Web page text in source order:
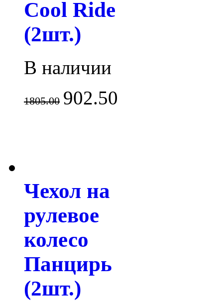
Cool Ride
(2шт.)
В наличии
1805.00 902.50
Чехол на
рулевое
колесо
Панцирь
(2шт.)